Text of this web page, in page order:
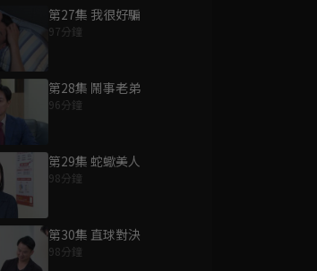
第27集 我很好騙
97分鐘
第28集 鬧事老弟
96分鐘
第29集 蛇蠍美人
98分鐘
第30集 直球對決
98分鐘